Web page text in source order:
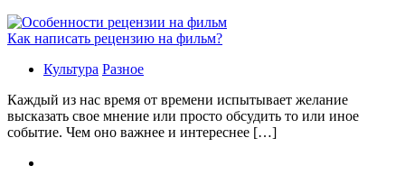
Как написать рецензию на фильм?
Культура Разное
Каждый из нас время от времени испытывает желание
высказать свое мнение или просто обсудить то или иное
событие. Чем оно важнее и интереснее […]